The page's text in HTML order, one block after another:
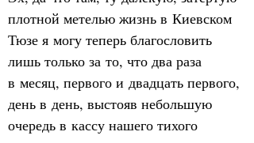
плотной метелью жизнь в Киевском
Тюзе я могу теперь благословить
лишь только за то, что два раза
в месяц, первого и двадцать первого,
день в день, выстояв небольшую
очередь в кассу нашего тихого